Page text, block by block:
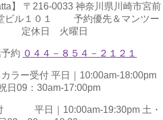
】 〒216-0033 神奈川県川崎市宮前
ビル１０１ 予約優先＆マンツー
定休日 火曜日
約 ０４４－８５４－２１２１
カラー受付 平日｜10:00am-18:00pm
日09：30am-17:00pm
｜10:00am-19:30pm 土・